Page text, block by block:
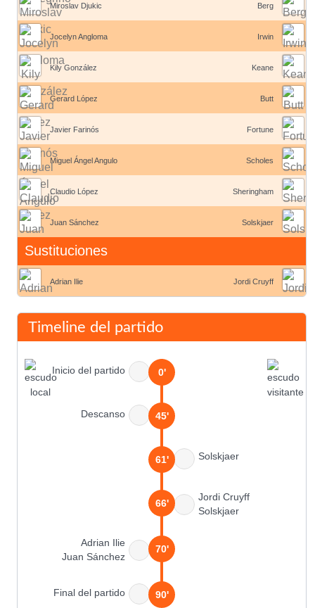
Miroslav Djukic
Jocelyn Angloma
Kily González
Gerard López
Javier Farinós
Miguel Ángel Angulo
Claudio López
Juan Sánchez
Sustituciones
Adrian Ilie
Berg
Irwin
Keane
Butt
Fortune
Scholes
Sheringham
Solskjaer
Jordi Cruyff
Timeline del partido
Inicio del partido 0'
Descanso 45'
Solskjaer
61'
Jordi Cruyff
Solskjaer
66'
Adrian Ilie
Juan Sánchez
70'
Final del partido 90'